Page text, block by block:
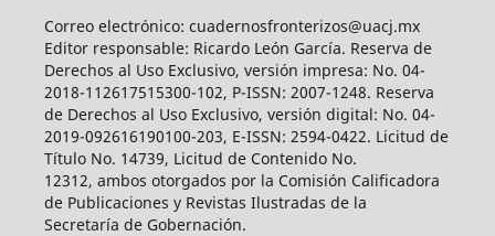
Correo electrónico: cuadernosfronterizos@uacj.mx
Editor responsable: Ricardo León García. Reserva de
Derechos al Uso Exclusivo, versión impresa: No. 04-
2018-112617515300-102, P-ISSN: 2007-1248. Reserva
de Derechos al Uso Exclusivo, versión digital: No. 04-
2019-092616190100-203, E-ISSN: 2594-0422. Licitud de
Título No. 14739, Licitud de Contenido No.
12312, ambos otorgados por la Comisión Calificadora
de Publicaciones y Revistas Ilustradas de la
Secretaría de Gobernación.